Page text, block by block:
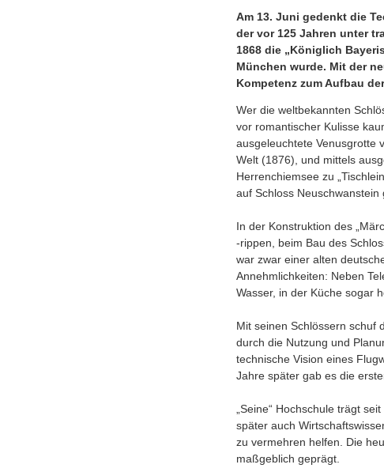
Am 13. Juni gedenkt die
der vor 125 Jahren unter
1868 die „Königlich
München wurde. Mit der
Kompetenz zum Aufbau
Wer die weltbekannten
vor romantischer Kulisse
ausgeleuchtete Venusgrotte
Welt (1876), und mittels
Herrenchiemsee zu
auf Schloss
In der Konstruktion des
-rippen, beim Bau des
war zwar einer alten
Annehmlichkeiten: Neben
Wasser, in der Küche sogar
Mit seinen Schlössern schuf
durch die Nutzung und
technische Vision eines
Jahre später gab es die
„Seine“ Hochschule trägt
später auch
zu vermehren helfen. Die
maßgeblich geprägt.